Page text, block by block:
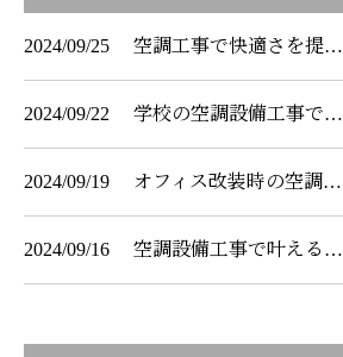
2024/09/25 空調工事で快適さを提…
2024/09/22 学校の空調設備工事で…
2024/09/19 オフィス改装時の空調…
2024/09/16 空調設備工事で叶える…